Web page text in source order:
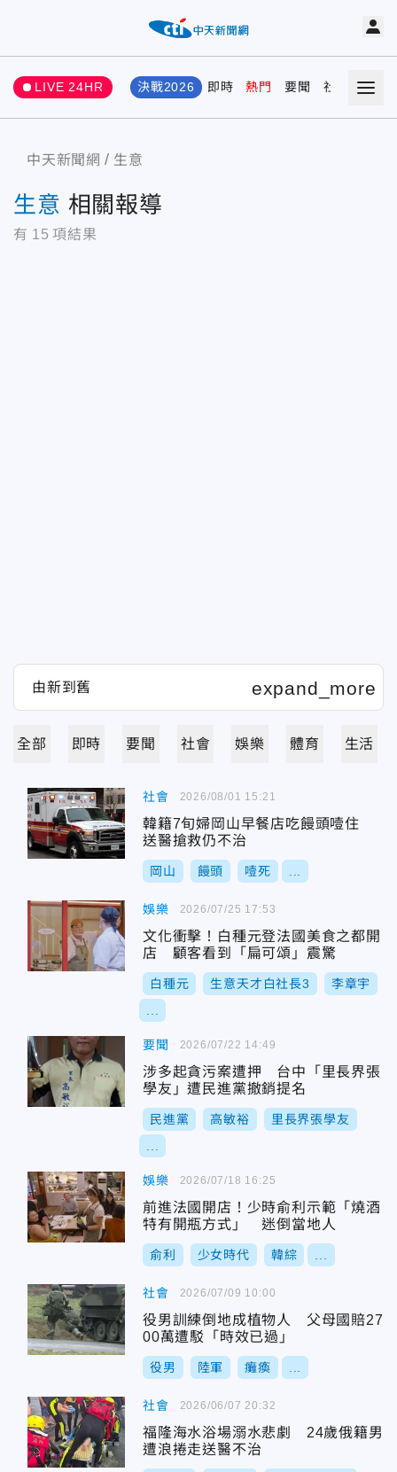
LIVE 24HR 決戰2026 即時 熱門 要聞 社會 娛樂
中天新聞網 生意
生意 相關報導
有 15 項結果
全部 即時 要聞 社會 娛樂 體育 生活
社會
韓籍7旬婦岡山早餐店吃饅頭噎住
送醫搶救仍不治
岡山 饅頭 噎死
2026/08/01 15:21
娛樂
文化衝擊！白種元登法國美食之都開
店 顧客看到「扁可頌」震驚
白種元 生意天才白社長3 李章宇
2026/07/25 17:53
要聞
涉多起貪污案遭押 台中「里長界張
學友」遭民進黨撤銷提名
民進黨 高敏裕 里長界張學友
2026/07/22 14:49
娛樂
前進法國開店！少時俞利示範「燒酒
特有開瓶方式」 迷倒當地人
俞利 少女時代 韓綜
2026/07/18 16:25
社會
役男訓練倒地成植物人 父母國賠27
00萬遭駁「時效已過」
役男 陸軍 癱瘓
2026/07/09 10:00
社會
福隆海水浴場溺水悲劇 24歲俄籍男
遭浪捲走送醫不治
2026/06/07 20:32